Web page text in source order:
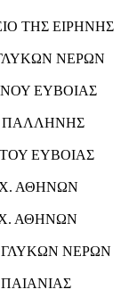
ΤΗΣ ΕΙΡΗΝΗΣ
ΓΛΥΚΩΝ ΝΕΡΩΝ
ΕΥΒΟΙΑΣ
ΠΑΛΛΗΝΗΣ
ΕΥΒΟΙΑΣ
ΣΧ. ΑΘΗΝΩΝ
ΣΧ. ΑΘΗΝΩΝ
ΓΛΥΚΩΝ ΝΕΡΩΝ
ΠΑΙΑΝΙΑΣ